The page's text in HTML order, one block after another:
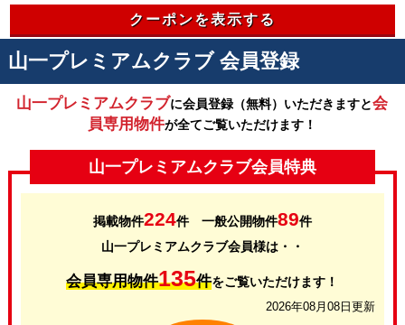
クーポンを表示する
山一プレミアムクラブ 会員登録
山一プレミアムクラブに会員登録（無料）いただきますと会
員専用物件が全てご覧いただけます！
山一プレミアムクラブ会員特典
掲載物件224件 一般公開物件89件
山一プレミアムクラブ会員様は・・
会員専用物件135件をご覧いただけます！
2026年08月08日更新